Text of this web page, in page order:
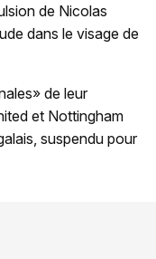
de Nicolas
dans le visage de
de leur
et Nottingham
suspendu pour